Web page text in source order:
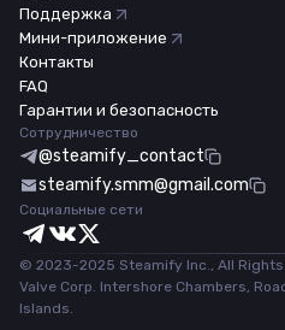
Поддержка
Мини-приложение
Контакты
FAQ
Гарантии и безопасность
Сотрудничество
@steamify_contact
steamify.smm@gmail.com
Социальные сети
© 2023-2025 Steamify Inc., All
Valve Corp. Intershore Chambers,
Islands.